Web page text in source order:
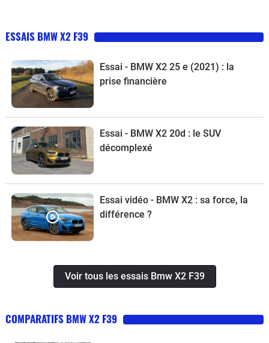
ESSAIS BMW X2 F39
Essai - BMW X2 25 e (2021) : la
prise financière
Essai - BMW X2 20d : le SUV
décomplexé
Essai vidéo - BMW X2 : sa force, la
différence ?
Voir tous les essais Bmw X2 F39
COMPARATIFS BMW X2 F39